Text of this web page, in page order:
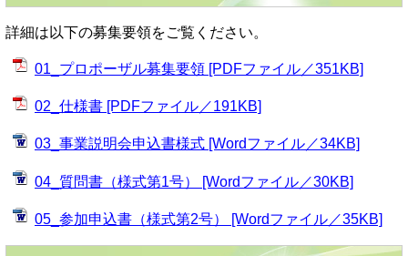
詳細は以下の募集要領をご覧ください。
01_プロポーザル募集要領 [PDFファイル／351KB]
02_仕様書 [PDFファイル／191KB]
03_事業説明会申込書様式 [Wordファイル／34KB]
04_質問書（様式第1号） [Wordファイル／30KB]
05_参加申込書（様式第2号） [Wordファイル／35KB]